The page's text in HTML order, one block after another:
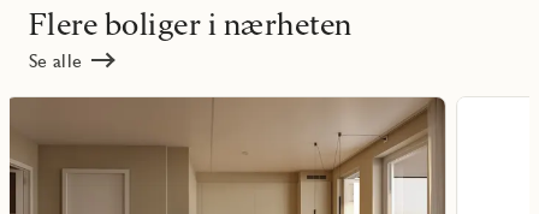
Flere boliger i nærheten
Se alle
om
objekt
Les